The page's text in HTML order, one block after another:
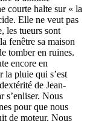
courte halte sur « la
Elle ne veut pas
les tueurs sont
fenêtre sa maison
tomber en ruines.
encore en
la pluie qui s’est
de Jean-
s’enliser. Nous
pour que nous
de moteur. Nous